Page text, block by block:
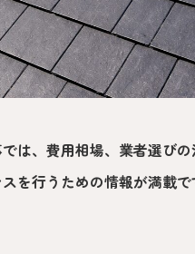
は、費用相場、業者選び
を行うための情報が満載で